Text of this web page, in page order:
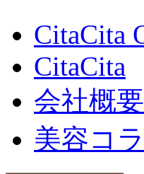
CitaCita
CitaCita
会社概要
美容コ